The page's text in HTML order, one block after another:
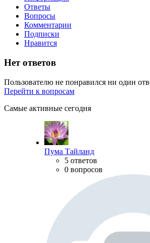
Ответы
Вопросы
Комментарии
Подписки
Нравится
Нет ответов
Пользователю не понравился ни один
Перейти к вопросам
Самые активные сегодня
Пума Тайланд
5 ответов
0 вопросов